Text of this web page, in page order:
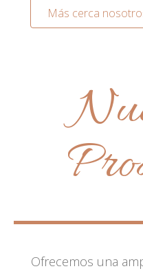
Más cerca
Ofrecemos una